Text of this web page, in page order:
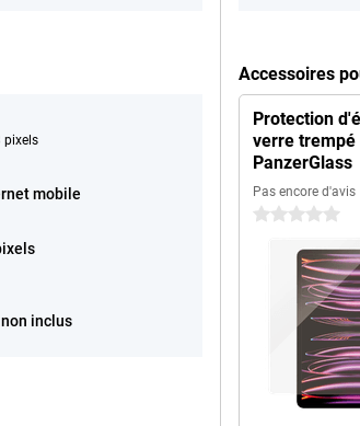
pixels
mobile
inclus
Accessoires
Protection
verre trempé
PanzerGlass
Pas encore d'avis
0 étoiles